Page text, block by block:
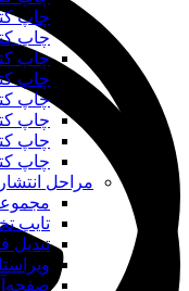
چاپ
چاپ
چاپ
چاپ
چاپ
چاپ
چاپ
چاپ
مراحل
تایپ
تبدیل